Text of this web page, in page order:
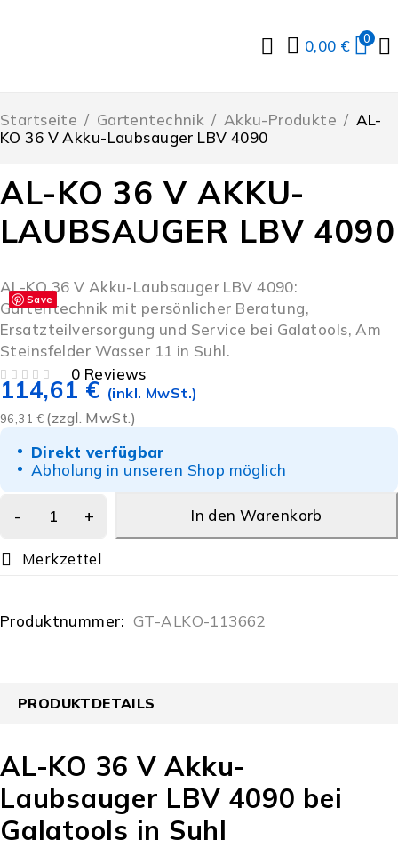
0,00 € 0
Startseite / Gartentechnik / Akku-Produkte / AL-
KO 36 V Akku-Laubsauger LBV 4090
AL-KO 36 V AKKU-
LAUBSAUGER LBV 4090
Save
0 Reviews
114,61 € (inkl. MwSt.)
96,31 € (zzgl. MwSt.)
AL-KO 36 V Akku-Laubsauger LBV 4090:
Gartentechnik mit persönlicher Beratung,
Ersatzteilversorgung und Service bei Galatools, Am
Steinsfelder Wasser 11 in Suhl.
Direkt verfügbar
Abholung in unseren Shop möglich
In den Warenkorb
Produktnummer: GT-ALKO-113662
PRODUKTDETAILS
AL-KO 36 V Akku-
Laubsauger LBV 4090 bei
Galatools in Suhl